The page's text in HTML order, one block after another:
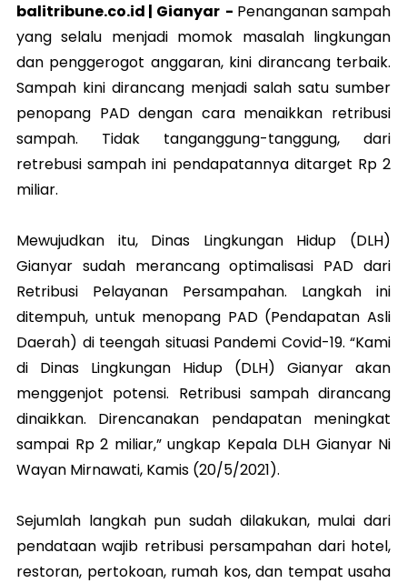
balitribune.co.id | Gianyar - Penanganan sampah
yang selalu menjadi momok masalah lingkungan
dan penggerogot anggaran, kini dirancang terbaik.
Sampah kini dirancang menjadi salah satu sumber
penopang PAD dengan cara menaikkan retribusi
sampah. Tidak tanganggung-tanggung, dari
retrebusi sampah ini pendapatannya ditarget Rp 2
miliar.
Mewujudkan itu, Dinas Lingkungan Hidup (DLH)
Gianyar sudah merancang optimalisasi PAD dari
Retribusi Pelayanan Persampahan. Langkah ini
ditempuh, untuk menopang PAD (Pendapatan Asli
Daerah) di teengah situasi Pandemi Covid-19. “Kami
di Dinas Lingkungan Hidup (DLH) Gianyar akan
menggenjot potensi. Retribusi sampah dirancang
dinaikkan. Direncanakan pendapatan meningkat
sampai Rp 2 miliar,” ungkap Kepala DLH Gianyar Ni
Wayan Mirnawati, Kamis (20/5/2021).
Sejumlah langkah pun sudah dilakukan, mulai dari
pendataan wajib retribusi persampahan dari hotel,
restoran, pertokoan, rumah kos, dan tempat usaha